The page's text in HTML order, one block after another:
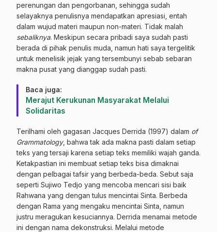
perenungan dan pengorbanan, sehingga sudah
selayaknya penulisnya mendapatkan apresiasi, entah
dalam wujud materi maupun non-materi. Tidak malah
sebaliknya. Meskipun secara pribadi saya sudah pasti
berada di pihak penulis muda, namun hati saya tergelitik
untuk menelisik jejak yang tersembunyi sebab sebaran
makna pusat yang dianggap sudah pasti.
Baca juga:
Merajut Kerukunan Masyarakat Melalui
Solidaritas
Terilhami oleh gagasan Jacques Derrida (1997) dalam of
Grammatology, bahwa tak ada makna pasti dalam setiap
teks yang tersaji karena setiap teks memiliki wajah ganda.
Ketakpastian ini membuat setiap teks bisa dimaknai
dengan pelbagai tafsir yang berbeda-beda. Sebut saja
seperti Sujiwo Tedjo yang mencoba mencari sisi baik
Rahwana yang dengan tulus mencintai Sinta. Berbeda
dengan Rama yang mengaku mencintai Sinta, namun
justru meragukan kesuciannya. Derrida menamai metode
ini dengan nama dekonstruksi. Melalui metode